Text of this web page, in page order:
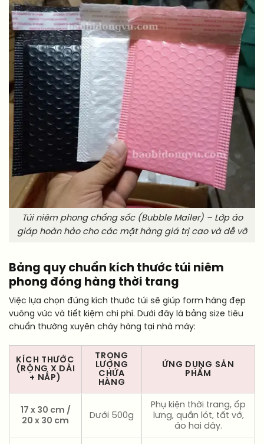
Túi niêm phong chống sốc (Bubble Mailer) – Lớp áo
giáp hoàn hảo cho các mặt hàng giá trị cao và dễ vỡ
Bảng quy chuẩn kích thước túi niêm
phong đóng hàng thời trang
Việc lựa chọn đúng kích thước túi sẽ giúp form hàng đẹp
vuông vức và tiết kiệm chi phí. Dưới đây là bảng size tiêu
chuẩn thường xuyên cháy hàng tại nhà máy:
KÍCH THƯỚC
(RỘNG X DÀI
+ NẮP)
TRỌNG
LƯỢNG
CHỨA
HÀNG
ỨNG DỤNG SẢN
PHẨM
17 x 30 cm /
20 x 30 cm
Dưới 500g
Phụ kiện thời trang, ốp
lưng, quần lót, tất vớ,
áo hai dây.